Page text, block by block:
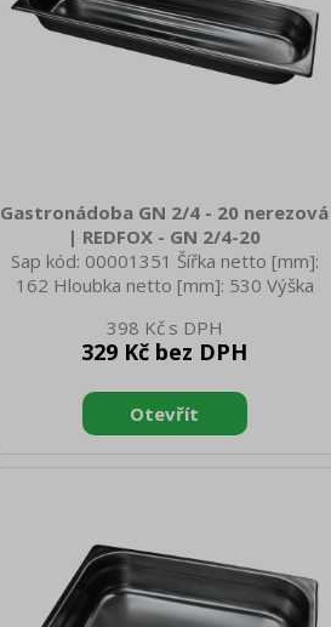
Gastronádoba GN 2/4 - 20 nerezová
| REDFOX - GN 2/4-20
Sap kód: 00001351 Šířka netto [mm]:
162 Hloubka netto [mm]: 530 Výška
0.57 Šířka brutto [mm]: 350 Hloubka
brutto [mm]: 540 Výška brutto [mm]:
Materiál: AISI 304 Vnější barva zařízení:
Nerezové Hloubka GN zařízení [mm]:
20 Velikost GN / EN zařízení [mm]: GN
398 Kč
329 Kč bez DPH